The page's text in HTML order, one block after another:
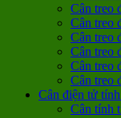
Cân treo
Cân treo
Cân treo
Cân treo
Cân treo
Cân treo
Cân điện tử
Cân tính